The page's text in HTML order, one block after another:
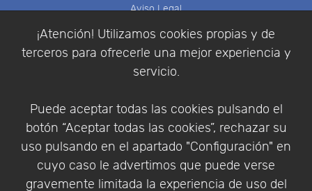
¡Atención! Utilizamos cookies propias y de
terceros para ofrecerle una mejor experiencia y
servicio.
Puede aceptar todas las cookies pulsando el
botón “Aceptar todas las cookies”, rechazar su
uso pulsando en el apartado "Configuración" en
cuyo caso le advertimos que puede verse
gravemente limitada la experiencia de uso del
Aviso Legal
Política de Privacidad
Condiciones de compra
Identificarse
Empresa|Aviso Legal| Política de Privacidad |